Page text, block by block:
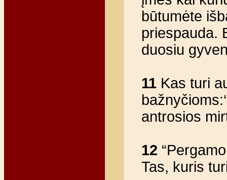
būtumėte
priespauda.
duosiu
11 Kas turi
antrosios
12
Tas, kuris